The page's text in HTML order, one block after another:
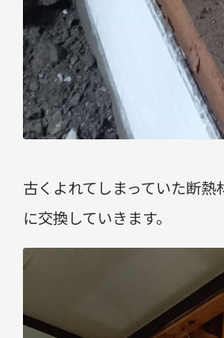
古くよれてしまっていた断熱
に交換していきます。